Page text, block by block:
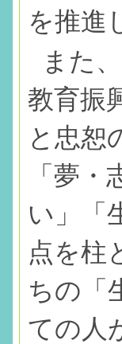
を推進
また
教育振
と忠恕
「夢
い」「
点を柱
ちの「
ての人